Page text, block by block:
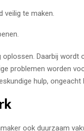
te maken.
Daarbij wordt
problemen worden
hulp, ongeacht
ook duurzaam